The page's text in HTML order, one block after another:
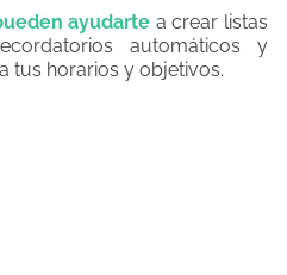
ayudarte a crear listas
automáticos y
tus horarios y objetivos.